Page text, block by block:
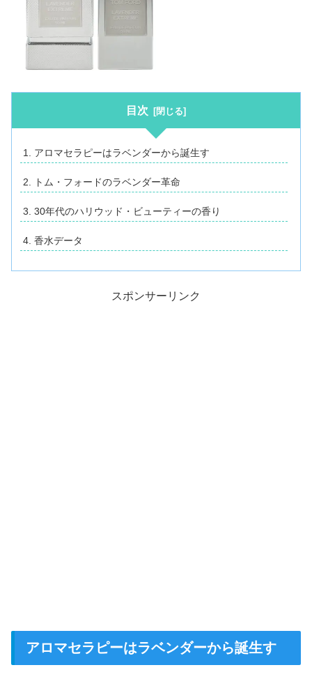
目次
アロマセラピーはラベンダーから誕生す
トム・フォードのラベンダー革命
30年代のハリウッド・ビューティーの香り
香水データ
スポンサーリンク
アロマセラピーはラベンダーから誕生す